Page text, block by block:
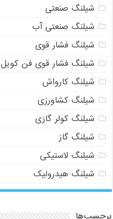
شیلنگ صنعتی
شیلنگ صنعتی آب
شیلنگ فشار قوی
شیلنگ فشار قوی فن کویل
شیلنگ کارواش
شیلنگ کشاورزی
شیلنگ کولر گازی
شیلنگ گاز
شیلنگ لاستیکی
شیلنگ هیدرولیک
برچسب‌ها